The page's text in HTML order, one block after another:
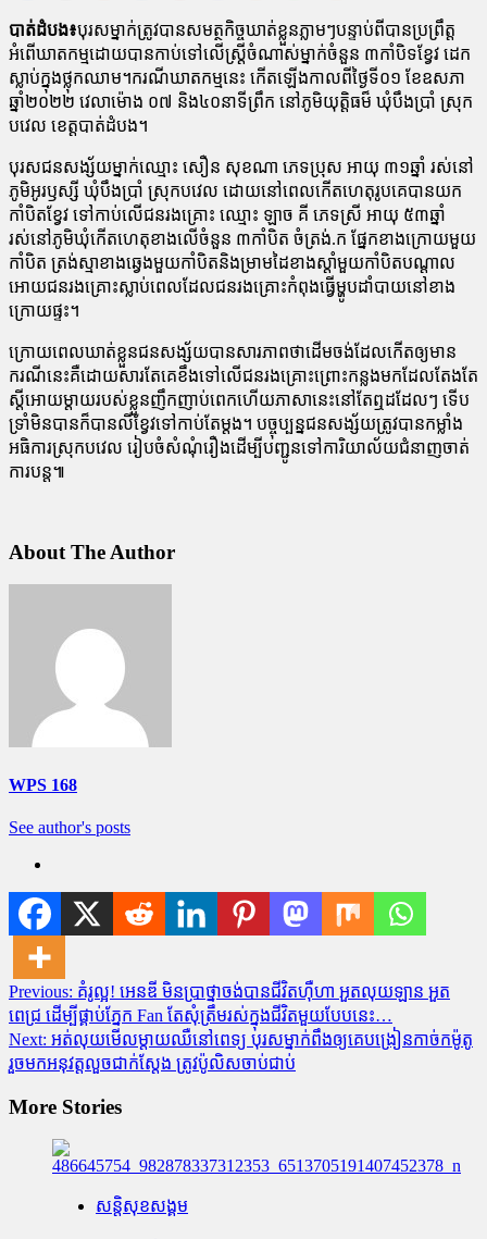
បាត់ដំបង៖បុរសម្នាក់ត្រូវបានសមត្ថកិច្ចឃាត់ខ្លួនភ្លាមៗបន្ទាប់ពីបានប្រព្រឹត្ត
អំពើឃាតកម្មដោយបានកាប់ទៅលើស្ត្រីចំណាស់ម្នាក់ចំនួន ៣កាំបិទខ្វែវ ដេក
ស្លាប់ក្នុងថ្លុកឈាម។ករណីឃាតកម្មនេះ កើតឡើងកាលពីថ្ងៃទី០១ ខែឧសភា
ឆ្នាំ២០២២ វេលាម៉ោង ០៧ និង៤០នាទីព្រឹក នៅភូមិយុត្តិធម៏ ឃុំបឹងប្រាំ ស្រុក
បវេល ខេត្តបាត់ដំបង។
បុរសជនសង្ស័យម្នាក់ឈ្មោះ សឿន សុខណា ភេទប្រុស អាយុ ៣១ឆ្នាំ រស់នៅ
ភូមិអូរឫស្សី ឃុំបឹងប្រាំ ស្រុកបវេល ដោយនៅពេលកើតហេតុរូបគេបានយក
កាំបិតខ្វែវ ទៅកាប់លើជនរងគ្រោះ ឈ្មោះ ឡាច គី ភេទស្រី អាយុ ៥៣ឆ្នាំ
រស់នៅភូមិឃុំកើតហេតុខាងលើចំនួន ៣កាំបិត ចំត្រង់.ក ផ្នែកខាងក្រោយមួយ
កាំបិត ត្រង់ស្មាខាងឆ្វេងមួយកាំបិតនិងម្រាមដៃខាងស្តាំមួយកាំបិតបណ្តាល
អោយជនរងគ្រោះស្លាប់ពេលដែលជនរងគ្រោះកំពុងធ្វើម្ហូបដាំបាយនៅខាង
ក្រោយផ្ទះ។
ក្រោយពេលឃាត់ខ្លួនជនសង្ស័យបានសារភាពថាដើមចង់ដែលកើតឲ្យមាន
ករណីនេះគឺដោយសារតែគេខឹងទៅលើជនរងគ្រោះព្រោះកន្លងមកដែលតែងតែ
ស្តីអោយម្តាយរបស់ខ្លួនញឹកញាប់ពេកហើយភាសានេះនៅតែឮដដែលៗ ទើប
ទ្រាំមិនបានក៏បានលីខ្វែវទៅកាប់តែម្តង។ បច្ចុប្បន្នជនសង្ស័យត្រូវបានកម្លាំង
អធិការស្រុកបវេល រៀបចំសំណុំរឿងដើម្បីបញ្ជូនទៅការិយាល័យជំនាញចាត់
ការបន្ត៕
About The Author
WPS 168
See author's posts
Post
navigation
Previous: គំរូល្អ! អេនឌី មិនប្រាថ្នាចង់បានជីវិតហ៊ឺហា អួតលុយឡាន អួត
ពេជ្រ ដើម្បីផ្គាប់ភ្នែក Fan តែសុំត្រឹមរស់ក្នុងជីវិតមួយបែបនេះ…
Next: អត់លុយមើលម្តាយឈឺនៅពេទ្យ បុរសម្នាក់ពឹងឲ្យគេបង្រៀនកាច់កម៉ូតូ
រួចមកអនុវត្តលួចជាក់ស្តែង ត្រូវប៉ូលិសចាប់ជាប់
More Stories
សន្តិសុខសង្គម